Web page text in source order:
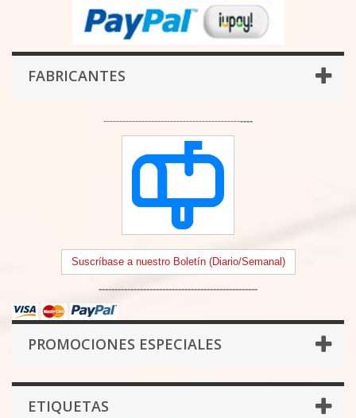
FABRICANTES
-----------------------------------------------
Suscríbase a nuestro Boletín (Diario/Semanal)
--------------------------------------------------
PROMOCIONES ESPECIALES
ETIQUETAS